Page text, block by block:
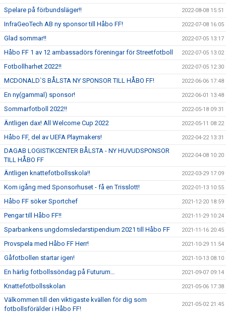
Spelare på förbundsläger!! 2022-08-08 15:51
InfraGeoTech AB ny sponsor till Håbo FF! 2022-07-08 16:05
Glad sommar!! 2022-07-05 13:17
Håbo FF 1 av 12 ambassadörs föreningar för Streetfotboll 2022-07-05 13:02
Fotbollharhet 2022!! 2022-07-05 12:30
MCDONALD`S BÅLSTA NY SPONSOR TILL HÅBO FF! 2022-06-06 17:48
En ny(gammal) sponsor! 2022-06-01 13:48
Sommarfotboll 2022!! 2022-05-18 09:31
Äntligen dax! All Welcome Cup 2022 2022-05-11 08:22
Håbo FF, del av UEFA Playmakers! 2022-04-22 13:31
DAGAB LOGISTIKCENTER BÅLSTA - NY HUVUDSPONSOR
TILL HÅBO FF
2022-04-08 10:20
Äntligen knattefotbollsskola!! 2022-03-29 17:09
Kom igång med Sponsorhuset - få en Trisslott! 2022-01-13 10:55
Håbo FF söker Sportchef 2021-12-20 18:59
Pengar till Håbo FF!! 2021-11-29 10:24
Sparbankens ungdomsledarstipendium 2021 till Håbo FF 2021-11-16 20:45
Provspela med Håbo FF Herr! 2021-10-29 11:54
Gåfotbollen startar igen! 2021-10-13 08:10
En härlig fotbollssöndag på Futurum… 2021-09-07 09:14
Knattefotbollsskolan 2021-05-06 17:38
Välkommen till den viktigaste kvällen för dig som
fotbollsförälder i Håbo FF!
2021-05-02 21:45